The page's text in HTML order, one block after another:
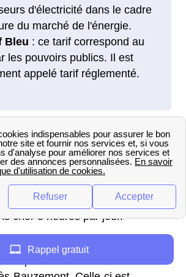
d'électricité dans le cadre
du marché de l'énergie.
Bleu : ce tarif correspond au
les pouvoirs publics. Il est
appelé tarif réglementé.
ces offres vous avez le choix
principales. Tout d'abord
qui propose un tarif identique
de la journée et ensuite
creusesqui propose un tarif
cher 8 heures par jour.
l'optionTempo? En effet, il reste
pour les habitants de
Rappel gratuit